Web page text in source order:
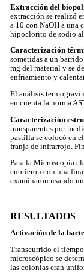
Extracción del
extracción se realizó
a 10 con NaOH a una
hipoclorito de sodio
Caracterización
sometidas a un
mg del material y se
enfriamiento y
El análisis
en cuenta la norma
Caracterización
transparentes por
pastilla se colocó en
franja de infrarrojo.
Para la Microscopía
cubrieron con una fina
examinaron usando
RESULTADOS
Activación de la
Transcurrido el
microscópico se
las colonias eran